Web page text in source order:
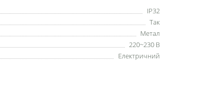
IP32
Так
Метал
220~230 В
Електричний